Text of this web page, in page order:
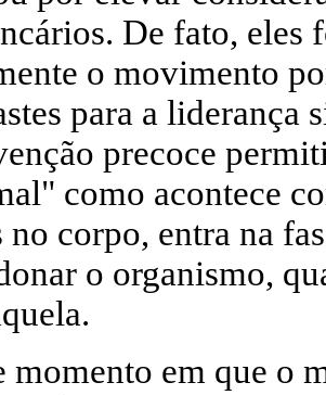
De fato, eles
o movimento
para a liderança
precoce
como acontece
no corpo, entra na
o organismo,
momento em que o